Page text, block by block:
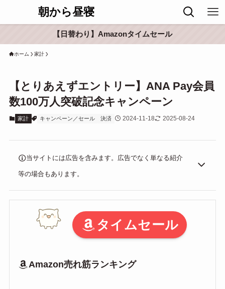
朝から昼寝
【日替わり】Amazonタイムセール
ホーム 家計
【とりあえずエントリー】ANA Pay会員
数100万人突破記念キャンペーン
家計 キャンペーン／セール 決済 2024-11-18 2025-08-24
当サイトには広告を含みます。広告でなく単なる紹介
等の場合もあります。
タイムセール
Amazon売れ筋ランキング